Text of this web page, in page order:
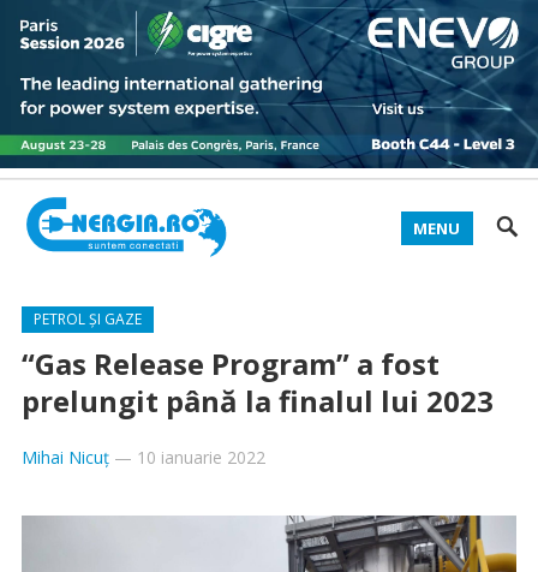
MENU
PETROL ȘI GAZE
“Gas Release Program” a fost
prelungit până la finalul lui 2023
Mihai Nicuț— 10 ianuarie 2022